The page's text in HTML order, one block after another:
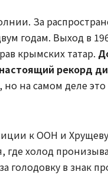
За
годам. Выход в
крымских татар.
рекорд
на самом деле
к ООН и
где холод
голодовку в знак